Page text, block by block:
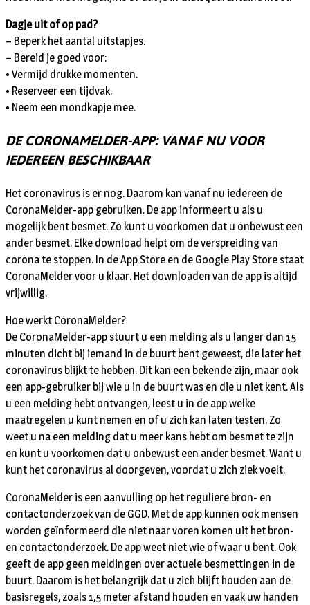
Dagje uit of op pad?
– Beperk het aantal uitstapjes.
– Bereid je goed voor:
• Vermijd drukke momenten.
• Reserveer een tijdvak.
• Neem een mondkapje mee.
DE CORONAMELDER-APP: VANAF NU VOOR
IEDEREEN BESCHIKBAAR
Het coronavirus is er nog. Daarom kan vanaf nu iedereen de
CoronaMelder-app gebruiken. De app informeert u als u
mogelijk bent besmet. Zo kunt u voorkomen dat u onbewust een
ander besmet. Elke download helpt om de verspreiding van
corona te stoppen. In de App Store en de Google Play Store staat
CoronaMelder voor u klaar. Het downloaden van de app is altijd
vrijwillig.
Hoe werkt CoronaMelder?
De CoronaMelder-app stuurt u een melding als u langer dan 15
minuten dicht bij iemand in de buurt bent geweest, die later het
coronavirus blijkt te hebben. Dit kan een bekende zijn, maar ook
een app-gebruiker bij wie u in de buurt was en die u niet kent. Als
u een melding hebt ontvangen, leest u in de app welke
maatregelen u kunt nemen en of u zich kan laten testen. Zo
weet u na een melding dat u meer kans hebt om besmet te zijn
en kunt u voorkomen dat u onbewust een ander besmet. Want u
kunt het coronavirus al doorgeven, voordat u zich ziek voelt.
CoronaMelder is een aanvulling op het reguliere bron- en
contactonderzoek van de GGD. Met de app kunnen ook mensen
worden geïnformeerd die niet naar voren komen uit het bron-
en contactonderzoek. De app weet niet wie of waar u bent. Ook
geeft de app geen meldingen over actuele besmettingen in de
buurt. Daarom is het belangrijk dat u zich blijft houden aan de
basisregels, zoals 1,5 meter afstand houden en vaak uw handen